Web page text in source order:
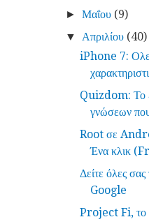
►Μαΐου (9)
▼ Απριλίου (40)
iPhone 7:
Quizdom: Το
γνώσεων
Root σε
Ένα κλικ
Δείτε όλες σας
Google
Project Fi, το